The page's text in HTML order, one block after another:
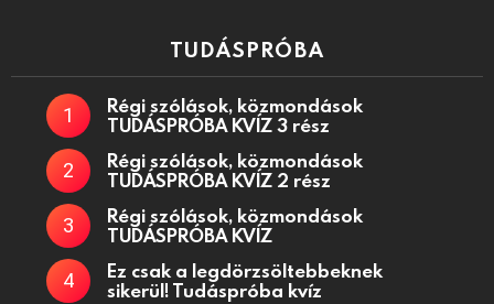
TUDÁSPRÓBA
Régi szólások, közmondások
TUDÁSPRÓBA KVÍZ 3 rész
Régi szólások, közmondások
TUDÁSPRÓBA KVÍZ 2 rész
Régi szólások, közmondások
TUDÁSPRÓBA KVÍZ
Ez csak a legdörzsöltebbeknek
sikerül! Tudáspróba kvíz